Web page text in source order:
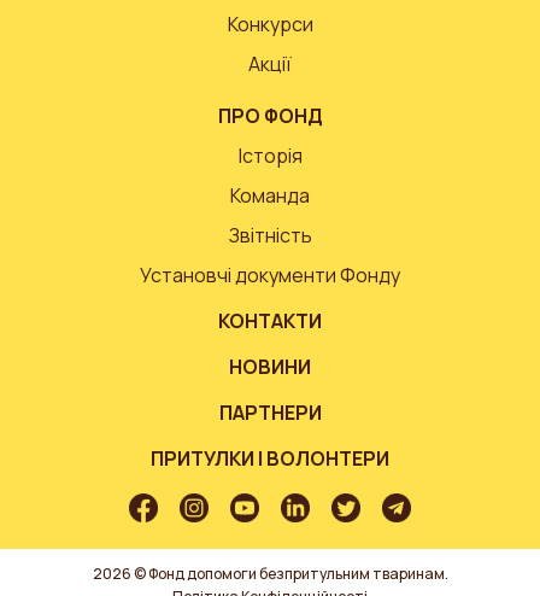
Конкурси
Акції
ПРО ФОНД
Історія
Команда
Звітність
Установчі документи Фонду
КОНТАКТИ
НОВИНИ
ПАРТНЕРИ
ПРИТУЛКИ І ВОЛОНТЕРИ
2026 © Фонд допомоги безпритульним тваринам.